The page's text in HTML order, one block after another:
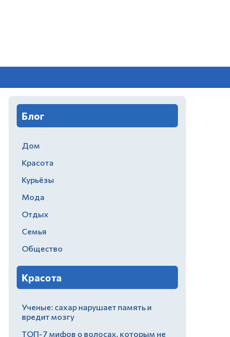
Блог
Дом
Красота
Курьёзы
Мода
Отдых
Семья
Общество
Красота
Ученые: сахар нарушает память и
вредит мозгу
ТОП-7 мифов о волосах, которым не